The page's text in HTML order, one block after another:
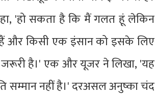
'हो सकता है कि मैं गलत हूं लेकिन
हैं और किसी एक इंसान को इसके लिए
है।' एक और यूजर ने लिखा, 'यह
सम्मान नहीं है।' दरअसल अनुष्का चंद